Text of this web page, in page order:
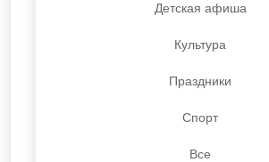
Детская афиша
Культура
Праздники
Спорт
Все